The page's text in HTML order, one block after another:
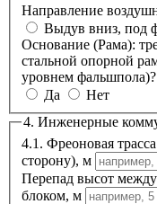
Направление
Выдув вниз, под
Основание (Рама):
стальной опорной
уровнем фальшпола)?
Да
Нет
4. Инженерные
4.1. Фреоновая
сторону), м
Перепад высот
блоком, м